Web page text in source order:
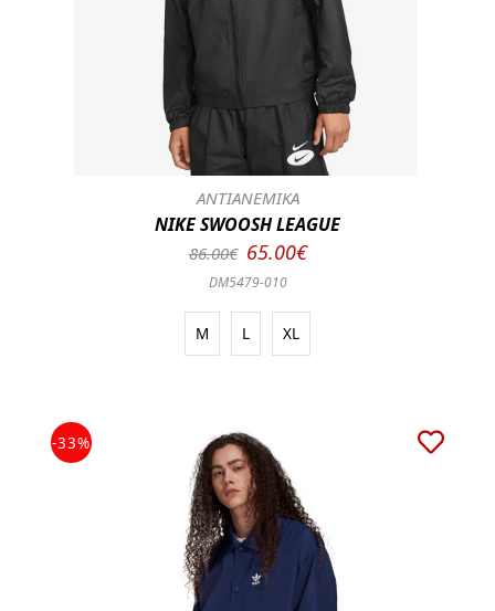
ΑΝΤΙΑΝΕΜΙΚΑ
NIKE SWOOSH LEAGUE
86.00€ 65.00€
DM5479-010
M L XL
-33%